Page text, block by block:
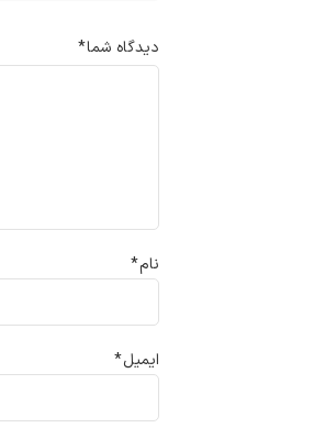
دیدگاه شما*
نام*
ایمیل*